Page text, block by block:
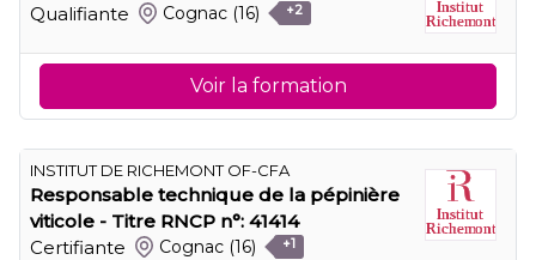
Qualifiante
Cognac (16) +2
Voir la formation
INSTITUT DE RICHEMONT OF-CFA
Responsable technique de la pépinière
viticole - Titre RNCP n°: 41414
Certifiante
Cognac (16) +1